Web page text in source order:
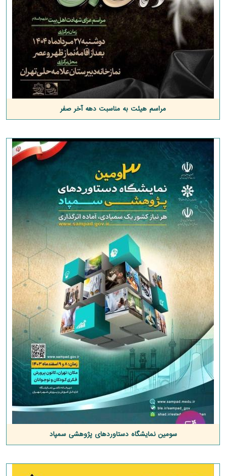
مراسم هیئت به مناسبت دهه آخر صفر
سومین نمایشگاه دستاوردهای پژوهشی سمپاد